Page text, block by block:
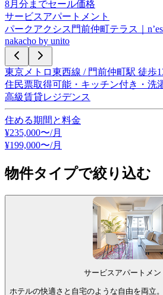
8月分までセール価格
サービスアパートメント
パークアクシス門前仲町テラス｜
nakacho by unito
東京メトロ東西線 / 門前仲町駅 徒歩
住民票取得可能・キッチン付き・洗
高級賃貸レジデンス
住める期間と料金
¥235,000〜/月
¥199,000〜/月
物件タイプで絞り込む
サービスアパートメン
ホテルの快適さと自宅のような自由を両立